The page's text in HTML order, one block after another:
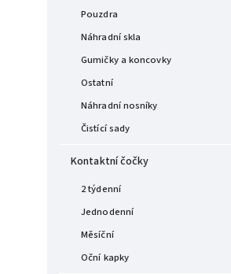
Pouzdra
Náhradní skla
Gumičky a koncovky
Ostatní
Náhradní nosníky
Čistící sady
Kontaktní čočky
2 týdenní
Jednodenní
Měsíční
Oční kapky